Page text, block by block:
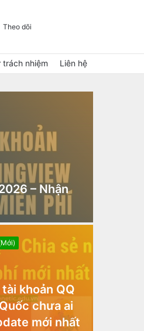
Theo dõi
trách nhiệm Liên hệ
– Nhận
khoản QQ
chưa ai
mới nhất